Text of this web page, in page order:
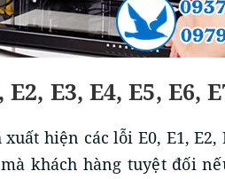
E3, E4, E5, E6,
hiện các lỗi E0, E1, E2,
khách hàng tuyệt đối